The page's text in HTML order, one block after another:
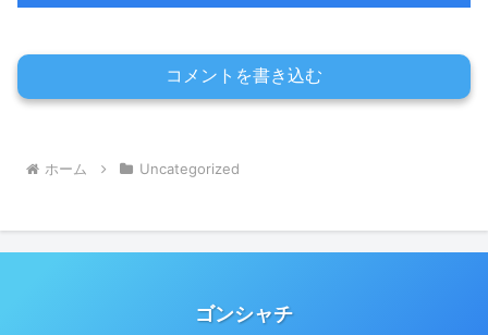
コメントを書き込む
ホーム Uncategorized
ゴンシャチ